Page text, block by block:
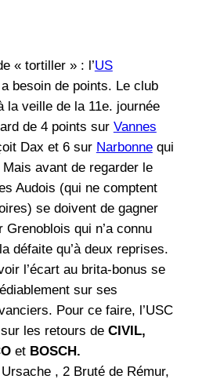
« tortiller » : l’US
besoin de points. Le club
la veille de la 11e. journée
de 4 points sur Vannes
Dax et 6 sur Narbonnequi
avant de regarder le
Audois (qui ne comptent
se doivent de gagner
Grenoblois qui n’a connu
défaite qu’à deux reprises.
l’écart au brita-bonus se
sur ses
Pour ce faire, l’USC
les retours de CIVIL,
et BOSCH.
, 2 Bruté de Rémur,